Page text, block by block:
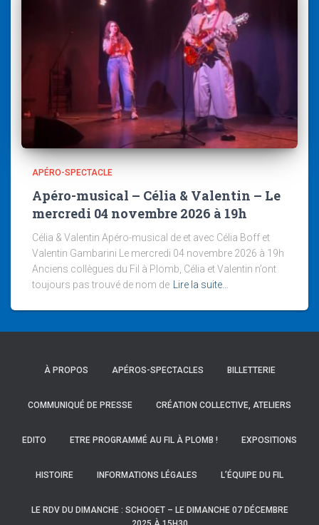
APÉRO-SPECTACLE
Apéro-musical – Célia & Valentin – Le
mercredi 04 novembre 2026 à 19h
Célia & Valentin Apéro-musical de et avec Célia Boff et
Valentin Gambarini Le mercredi 04 novembre 2026 à 19h
Anciens collègues du Fil à Plomb, Célia et Valentin n’ont
toujours pas trouvé de nom de Lire la suite…
À PROPOS APÉROS-SPECTACLES BILLETTERIE
COMMUNIQUÉ DE PRESSE CRÉATION COLLECTIVE, ATELIERS
EDITO ETRE PROGRAMMÉ AU FIL À PLOMB ! EXPOSITIONS
HISTOIRE INFORMATIONS LÉGALES L’ÉQUIPE DU FIL
LE RDV DU DIMANCHE : SCHOOET – LE DIMANCHE 07 DÉCEMBRE